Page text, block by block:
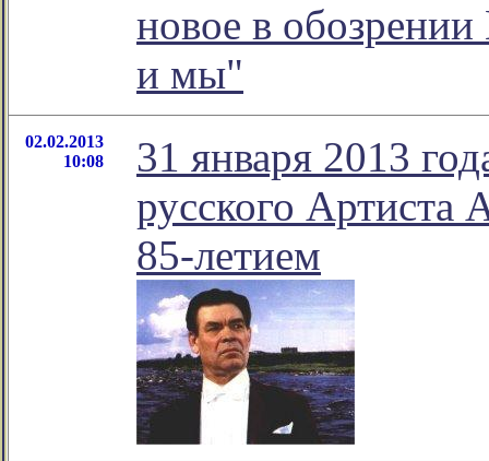
новое в
и мы"
02.02.2013
10:08
31 января 2013
русского Артиста
85-летием